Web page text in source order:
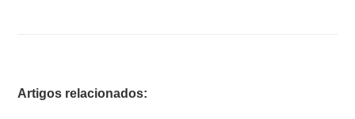
Artigos relacionados: